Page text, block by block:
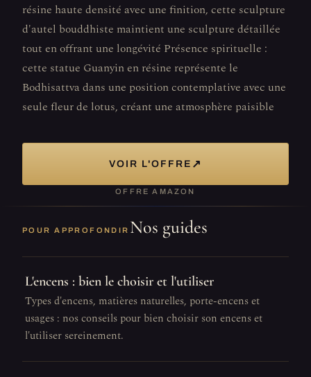
résine haute densité avec une finition, cette sculpture
d'autel bouddhiste maintient une sculpture détaillée
tout en offrant une longévité Présence spirituelle :
cette statue Guanyin en résine représente le
Bodhisattva dans une position contemplative avec une
seule fleur de lotus, créant une atmosphère paisible
VOIR L'OFFRE ↗
OFFRE AMAZON
POUR APPROFONDIR Nos guides
L'encens : bien le choisir et l'utiliser
Types d'encens, matières naturelles, porte-encens et
usages : nos conseils pour bien choisir son encens et
l'utiliser sereinement.